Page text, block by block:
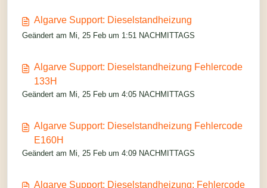
Algarve Support: Dieselstandheizung
Geändert am Mi, 25 Feb um 1:51 NACHMITTAGS
Algarve Support: Dieselstandheizung Fehlercode
133H
Geändert am Mi, 25 Feb um 4:05 NACHMITTAGS
Algarve Support: Dieselstandheizung Fehlercode
E160H
Geändert am Mi, 25 Feb um 4:09 NACHMITTAGS
Algarve Support: Dieselstandheizung: Fehlercode